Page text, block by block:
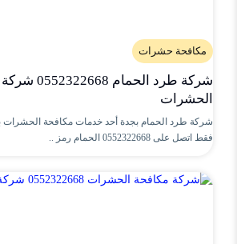
مكافحة حشرات
شركة طرد الحمام
الحشرات
شركة طرد الحمام بجدة أحد خدمات مكافحة
فقط اتصل على 0552322668 الحمام رمز ..